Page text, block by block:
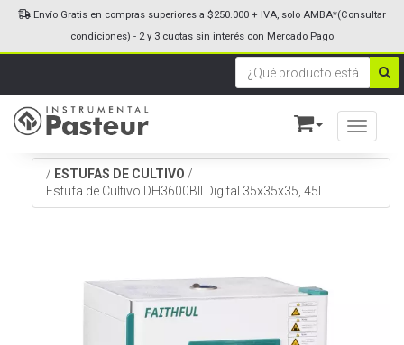
Toggle
Envío Gratis en compras superiores a $250.000 + IVA, solo AMBA*(Consultar
condiciones) - 2 y 3 cuotas sin interés con Mercado Pago
/ ESTUFAS DE CULTIVO /
Estufa de Cultivo DH3600BII Digital 35x35x35, 45L